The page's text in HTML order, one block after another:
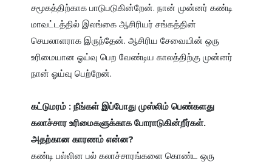
சமூகத்திற்காக பாடுபடுகின்றேன். நான் முன்னர் கண்டி
மாவட்டத்தில் இலங்கை ஆசிரியர் சங்கத்தின்
செயலாளராக இருந்தேன். ஆசிரிய சேவையின் ஒரு
உரிமையான ஓய்வு பெற வேண்டிய காலத்திற்கு முன்னர்
நான் ஓய்வு பெற்றேன்.
கட்டுமரம் : நீங்கள் இப்போது முஸ்லிம் பெண்களது
கலாச்சார உரிமைகளுக்காக போராடுகின்றீர்கள்.
அதற்கான காரணம் என்ன?
கண்டி பல்லின பல் கலாச்சாரங்களை கொண்ட ஒரு